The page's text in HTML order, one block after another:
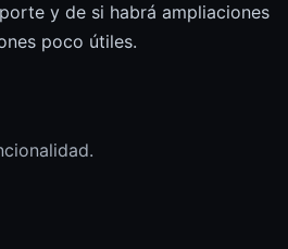
y de si habrá ampliaciones
poco útiles.